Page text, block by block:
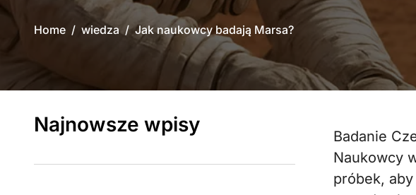
Home wiedza Jak naukowcy badają Marsa?
Najnowsze wpisy
Badanie Czerwonej Planety to jedno z najambitniejszych wyzwań współczesnej nauki.
Naukowcy
próbek,